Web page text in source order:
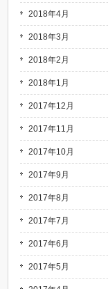
2018年4月
2018年3月
2018年2月
2018年1月
2017年12月
2017年11月
2017年10月
2017年9月
2017年8月
2017年7月
2017年6月
2017年5月